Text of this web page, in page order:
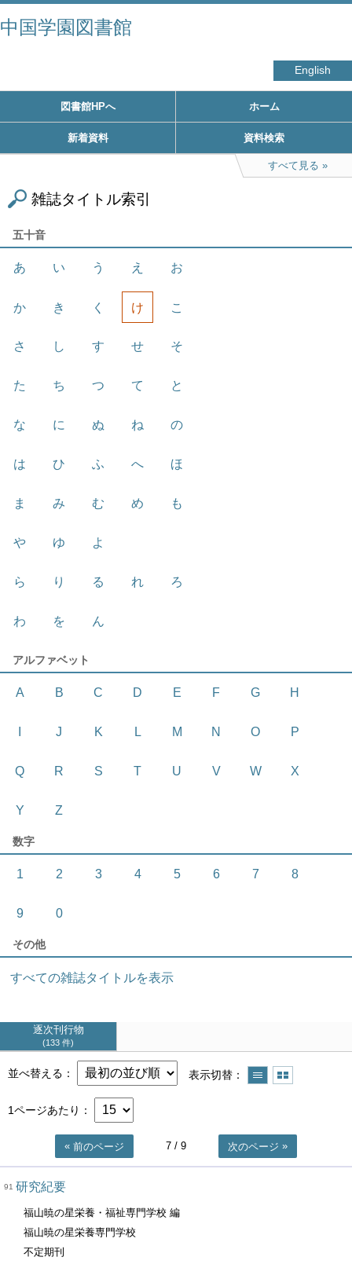
中国学園図書館
English
図書館HPへ ホーム
新着資料 資料検索
すべて見る
雑誌タイトル索引
五十音
あ い う え お
か き く け こ
さ し す せ そ
た ち つ て と
な に ぬ ね の
は ひ ふ へ ほ
ま み む め も
や ゆ よ
ら り る れ ろ
わ を ん
アルファベット
A B C D E F G H
J K L M N O P
Q R S T U V W X
Y Z
数字
1 2 3 4 5 6 7 8
9 0
その他
すべての雑誌タイトルを表示
逐次刊行物
133 件
並べ替える 表示切替
1ページあたり
前のページ 7 / 9 次のページ
91 研究紀要
福山暁の星栄養・福祉専門学校 編
福山暁の星栄養専門学校
不定期刊